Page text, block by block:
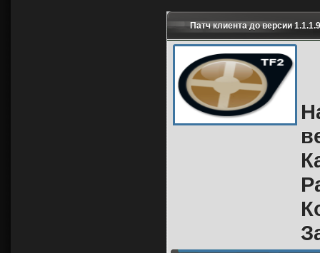
Патч клиента до версии 1.1.1.9